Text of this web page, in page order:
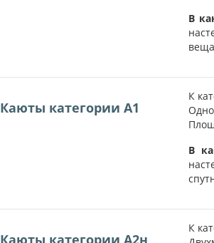
В
Каюты категории А1
К
В
Каюты категории А2н
К